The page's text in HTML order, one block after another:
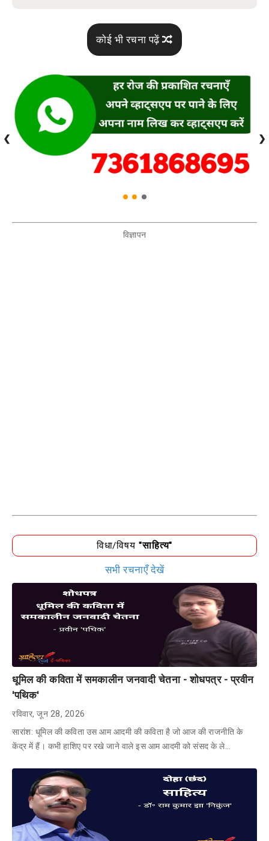
कोई भी रचना पढ़ें
❮ ❯
विज्ञापन
विधा/विषय "साहित्य"
सभी रचनाएँ देखें
धूमिल की कविता में समकालीन जनवादी चेतना - शोधपत्र - प्रवीन
'पथिक'
रविवार, जून 28, 2026
सारांश: धूमिल की कविता उस आम आदमी की कविता है जो आज की राजनीति के
केंद्र में हैं। कभी हाशिए पर रखे जाने वाले इस आम आदमी को संसद के ले…